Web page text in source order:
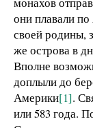
они плавали
своей родины,
же острова в
Вполне
доплыли до
Америки[1].
или 583 года.